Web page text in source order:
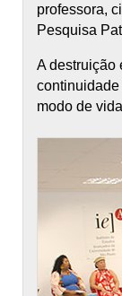
professora,
Pesquisa
A destruição
modo de